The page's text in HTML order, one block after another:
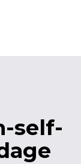
self-